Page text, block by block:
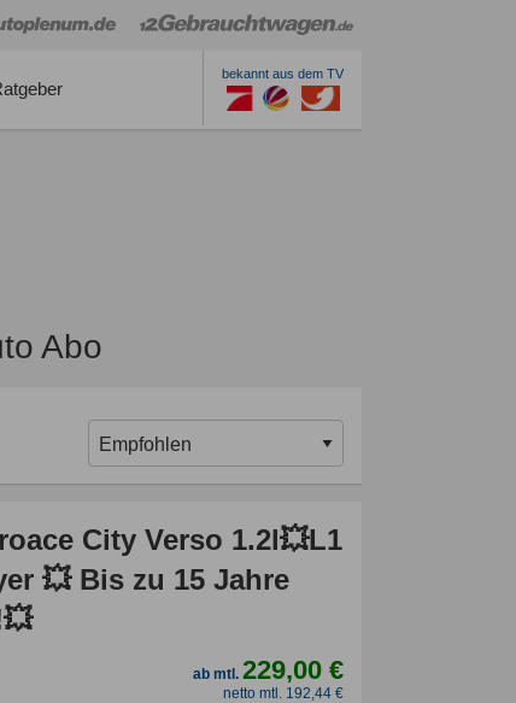
bekannt aus dem TV
Abo
City Verso 1.2l💥L1
💥 Bis zu 15 Jahre
ab mtl.229,00 €
netto mtl. 192,44 €